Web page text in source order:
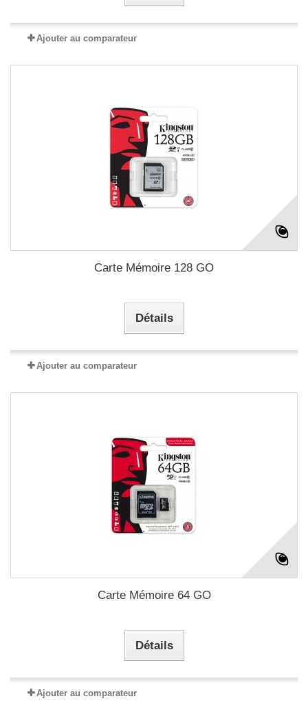
Ajouter au comparateur
Carte Mémoire 128 GO
Détails
Ajouter au comparateur
Carte Mémoire 64 GO
Détails
Ajouter au comparateur